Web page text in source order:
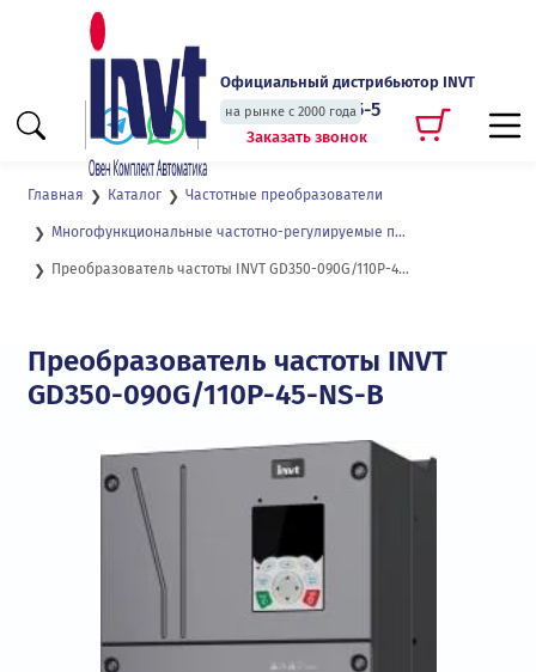
Официальный дистрибьютор INVT
на рынке с 2000 года
+7 (495) 135-135-5
Заказать звонок
Главная Каталог Частотные преобразователи
Многофункциональные частотно-регулируемые приводы с высокой степенью защиты GD350-IP55
Преобразователь частоты INVT GD350-090G/110P-45-NS-B
Преобразователь частоты INVT
GD350-090G/110P-45-NS-B